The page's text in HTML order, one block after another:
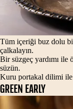
Tüm içeriği buz dolu
çalkalayın.
Bir süzgeç yardımı ile
süzün.
Kuru portakal dilimi
Green Early